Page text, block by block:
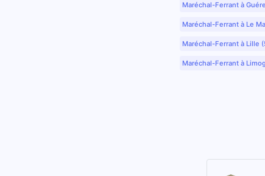
Maréchal-Ferrant à
Maréchal-Ferrant à Le
Maréchal-Ferrant à Lille
Maréchal-Ferrant à